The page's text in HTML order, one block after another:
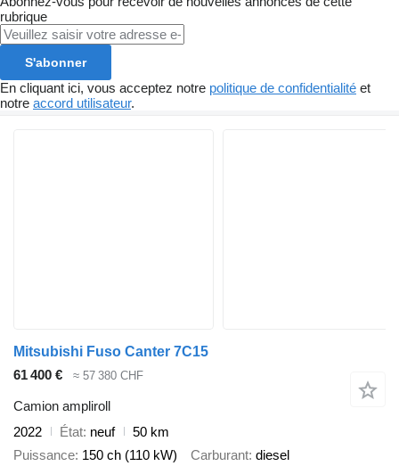
rubrique
S'abonner
En cliquant ici, vous acceptez notre politique de confidentialité et
notre accord utilisateur.
Mitsubishi Fuso Canter 7C15
61 400 €
≈ 57 380 CHF
Camion ampliroll
2022
État neuf
50 km
Puissance 150 ch (110 kW) Carburant diesel